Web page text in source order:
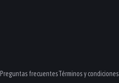
Preguntas frecuentesTérminos y condiciones